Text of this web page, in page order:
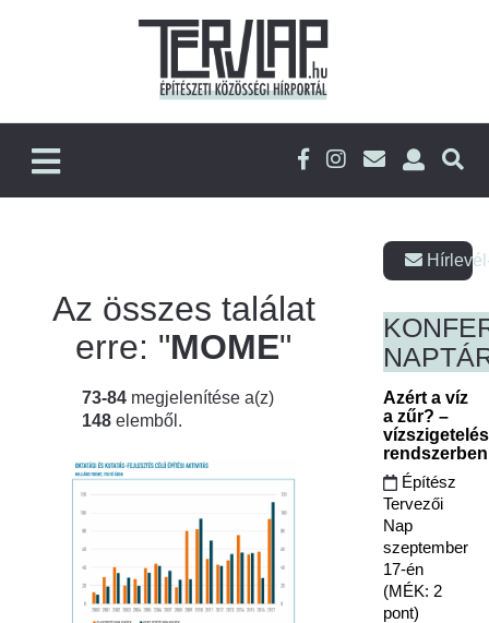
Az összes találat
erre: "MOME"
73-84 megjelenítése a(z)
148 elemből.
Azért a víz
a zűr? –
Építész
Tervezői
Nap
szeptember
17-én
(MÉK: 2
pont)